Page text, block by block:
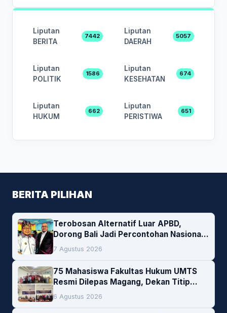
Liputan
BERITA
7442
Liputan
DAERAH
5057
Liputan
POLITIK
1586
Liputan
KESEHATAN
674
Liputan
HUKUM
662
Liputan
PERISTIWA
651
BERITA PILIHAN
Terobosan Alternatif Luar APBD,
Dorong Bali Jadi Percontohan Nasional
Pembiayaan Daerah
7 Agustus 2026
75 Mahasiswa Fakultas Hukum UMTS
Resmi Dilepas Magang, Dekan Titip
Empat Pesan Penting
6 Agustus 2026